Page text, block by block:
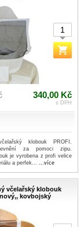
340,00 Kč
s DPH
klobouk PROFI.
za pomoci zipu.
je vyrobena z profi velice
a perfek... ...více
včelařský klobouk
kovbojský